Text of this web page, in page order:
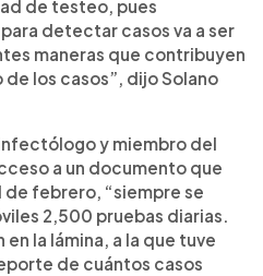
de testeo, pues
detectar casos va a ser
maneras que contribuyen
los casos”, dijo Solano
y miembro del
a un documento que
de febrero, “siempre se
2,500 pruebas diarias.
la lámina, a la que tuve
de cuántos casos